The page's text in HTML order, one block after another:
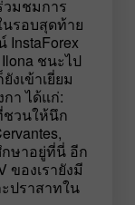
วมชมการ
นรอบสุดท้าย
ชนะไป
งเข้าเยี่ยม
า ได้แก่:
ชวนให้นึก
กษาอยู่ที่นี่ อีก
ของเรายังมี
ปราสาทใน